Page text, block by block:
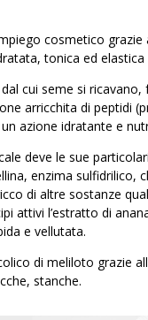
cosmetico grazie
tonica ed elastica
cui seme si
arricchita di peptidi
azione idratante e
deve le sue
enzima sulfidrilico,
di altre sostanze
attivi l’estratto di
e vellutata.
di meliloto grazie
stanche.